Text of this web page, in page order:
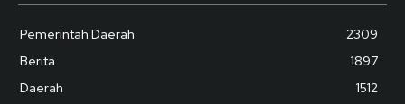
Pemerintah Daerah
2309
Berita
1897
Daerah
1512